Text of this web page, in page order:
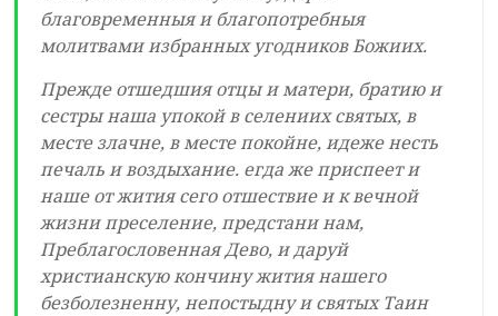
благовременныя и благопотребныя
молитвами избранных угодников Божиих.
Прежде отшедшия отцы и матери, братию и
сестры наша упокой в селениих святых, в
месте злачне, в месте покойне, идеже несть
печаль и воздыхание. егда же приспеет и
наше от жития сего отшествие и к вечной
жизни преселение, предстани нам,
Преблагословенная Дево, и даруй
христианскую кончину жития нашего
безболезненну, непостыдну и святых Таин